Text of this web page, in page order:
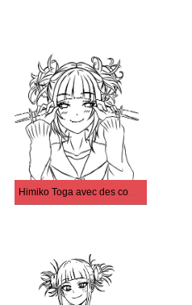
Himiko Toga avec des couteaux